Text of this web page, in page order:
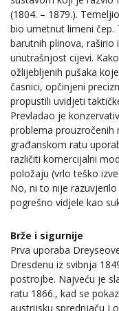
(1804. – 1879.).
bio umetnut limeni čep.
barutnih plinova, raširio
unutrašnjost cijevi.
ožlijebljenih pušaka
časnici, opčinjeni
propustili uvidjeti
Prevladao je
problema prouzročenih
građanskom ratu
različiti komercijalni
položaju (vrlo teško
No, ni to nije
pogrešno vidjele kao
Brže i sigurnije
Prva uporaba
Dresdenu iz svibnja
postrojbe. Najveću je
ratu 1866., kad se
austrijsku sprednjaču